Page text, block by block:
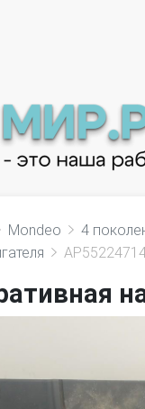
Mondeo
4